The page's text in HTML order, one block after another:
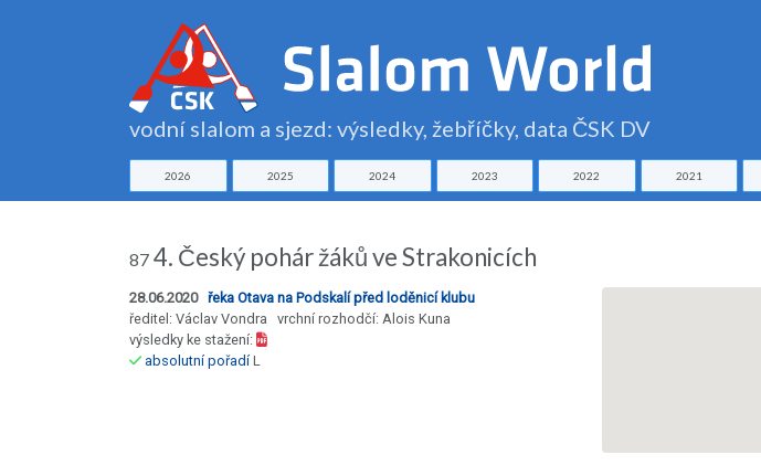
vodní slalom a sjezd: výsledky, žebříčky, data ČSK DV
2026 2025 2024 2023 2022 2021
87 4. Český pohár žáků ve Strakonicích
28.06.2020 řeka Otava na Podskalí před loděnicí klubu
ředitel: Václav Vondra vrchní rozhodčí: Alois Kuna
výsledky ke stažení:
absolutní pořadíL